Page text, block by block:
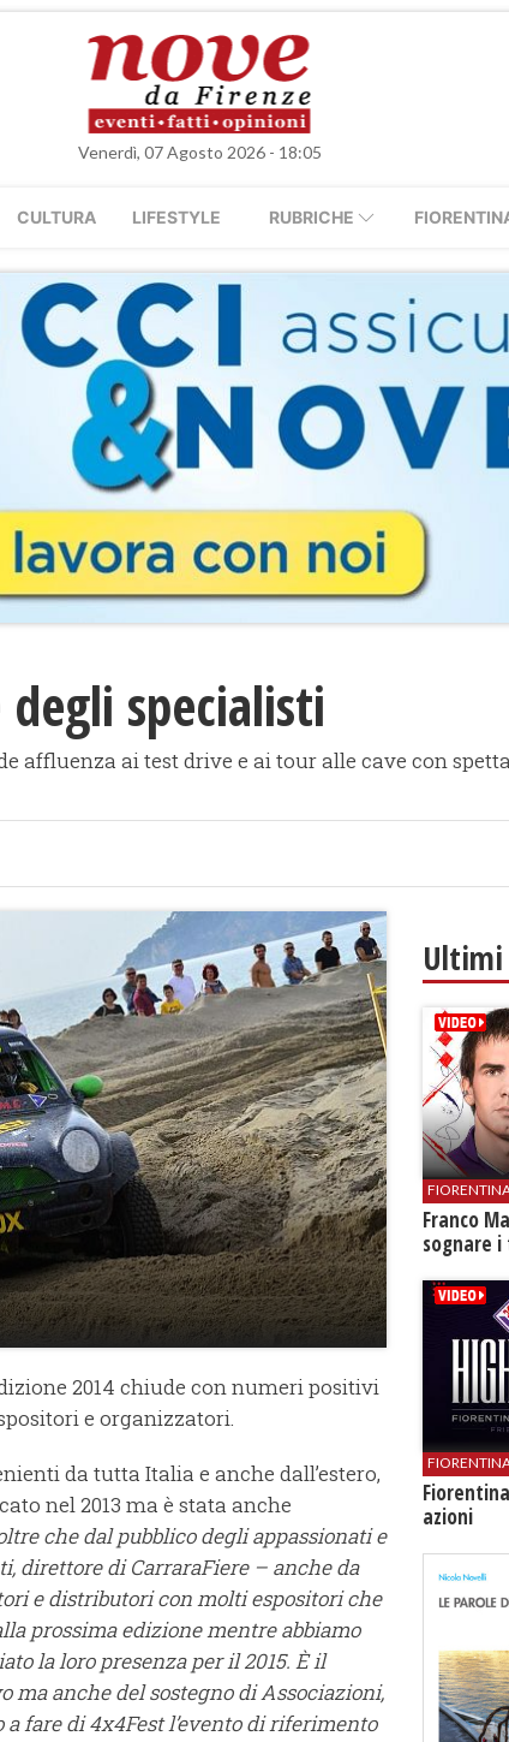
Venerdì, 07 Agosto 2026 - 18:05
CULTURA LIFESTYLE RUBRICHE
specialisti
affluenza ai test drive e ai tour alle cave con
2014 chiude con numeri positivi
e organizzatori.
da tutta Italia e anche dall’estero,
nel 2013 ma è stata anche
che dal pubblico degli appassionati e
direttore di CarraraFiere – anche da
e distributori con molti espositori che
prossima edizione mentre abbiamo
la loro presenza per il 2015. È il
anche del sostegno di Associazioni,
fare di 4x4Fest l’evento di riferimento
Ultimi
Franco
sognare
azioni